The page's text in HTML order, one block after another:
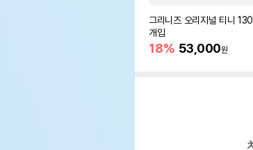
그리니즈 오리지널 티니 130
개입
18% 53,000원